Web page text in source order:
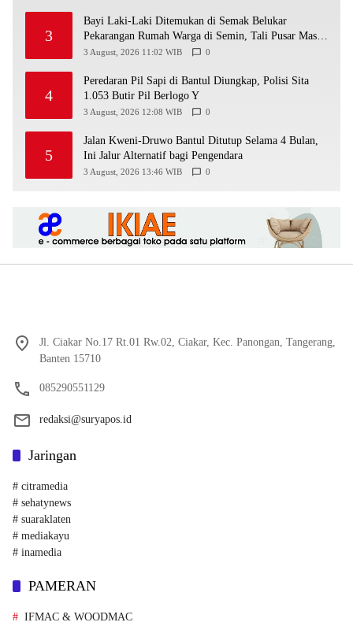
3
Bayi Laki-Laki Ditemukan di Semak Belukar
Pekarangan Rumah Warga di Semin, Tali Pusar Masih
Menempel
3 August, 2026 11:02 WIB 0
4
Peredaran Pil Sapi di Bantul Diungkap, Polisi Sita
1.053 Butir Pil Berlogo Y
3 August, 2026 12:08 WIB 0
5
Jalan Kweni-Druwo Bantul Ditutup Selama 4 Bulan,
Ini Jalur Alternatif bagi Pengendara
3 August, 2026 13:46 WIB 0
Jl. Ciakar No.17 Rt.01 Rw.02, Ciakar, Kec. Panongan, Tangerang,
Banten 15710
085290551129
redaksi@suryapos.id
Jaringan
# citramedia
# sehatynews
# suaraklaten
# mediakayu
# inamedia
PAMERAN
IFMAC & WOODMAC